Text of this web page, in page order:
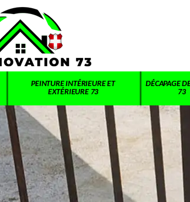
PEINTURE INTÉRIEURE ET
EXTÉRIEURE 73
DÉCAPAGE
73